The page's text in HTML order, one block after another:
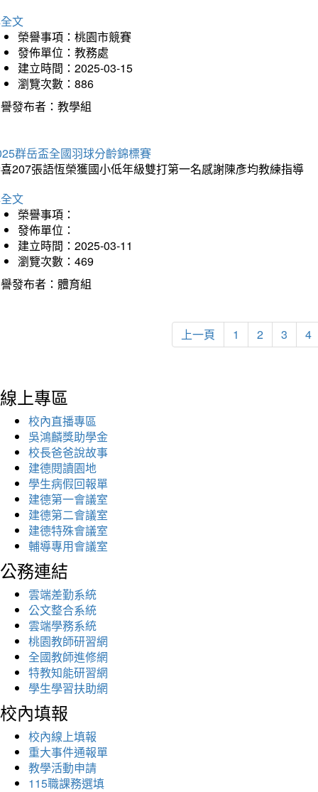
文
榮譽事項：桃園市競賽
發佈單位：教務處
建立時間：2025-03-15
瀏覽次數：886
發布者：教學組
群岳盃全國羽球分齡錦標賽
207張語恆榮獲國小低年級雙打第一名感謝陳彥均教練指導
文
榮譽事項：
發佈單位：
建立時間：2025-03-11
瀏覽次數：469
發布者：體育組
上一頁 1 2 3 4
線上專區
校內直播專區
吳鴻麟獎助學金
校長爸爸說故事
建德閱讀園地
學生病假回報單
建德第一會議室
建德第二會議室
建德特殊會議室
輔導專用會議室
公務連結
雲端差勤系統
公文整合系統
雲端學務系統
桃園教師研習網
全國教師進修網
特教知能研習網
學生學習扶助網
校內填報
校內線上填報
重大事件通報單
教學活動申請
115職課務選填